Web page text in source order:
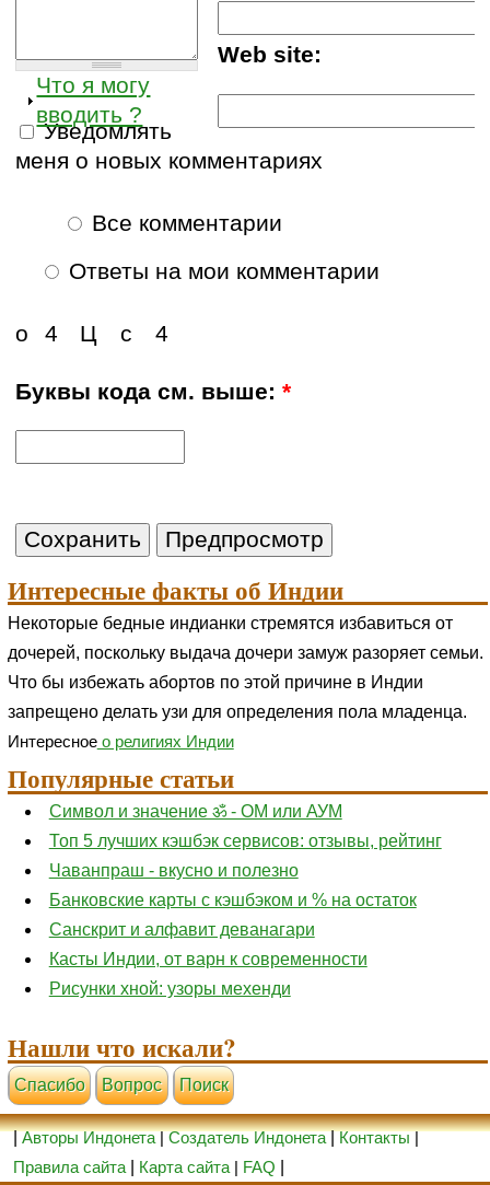
Web site:
Что я могу
вводить ?
Уведомлять
меня о новых комментариях
Все комментарии
Ответы на мои комментарии
4
с
о Ц
4
Буквы кода см. выше:*
Интересные факты об Индии
Некоторые бедные индианки стремятся избавиться от
дочерей, поскольку выдача дочери замуж разоряет семьи.
Что бы избежать абортов по этой причине в Индии
запрещено делать узи для определения пола младенца.
Интересноео религиях Индии
Популярные статьи
Символ и значение ॐ - ОМ или АУМ
Топ 5 лучших кэшбэк сервисов: отзывы, рейтинг
Чаванпраш - вкусно и полезно
Банковские карты с кэшбэком и % на остаток
Санскрит и алфавит деванагари
Касты Индии, от варн к современности
Рисунки хной: узоры мехенди
Нашли что искали?
Cпасибо Вопрос Поиск
|Авторы Индонета|Создатель Индонета|Контакты|
Правила сайта
Карта сайта | FAQ